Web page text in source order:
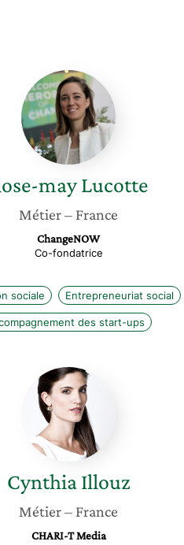
Rose-
may
Lucotte
mayLucotte
Métier– France
ChangeNOW
Co-fondatrice
sociale Entrepreneuriat social
des start-ups
Cynthia
Illouz
Cynthia Illouz
Métier– France
CHARI-T Media